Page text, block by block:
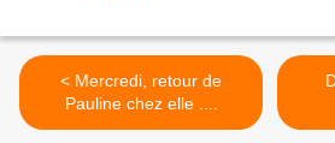
< Mercredi, retour de
Pauline chez elle ....